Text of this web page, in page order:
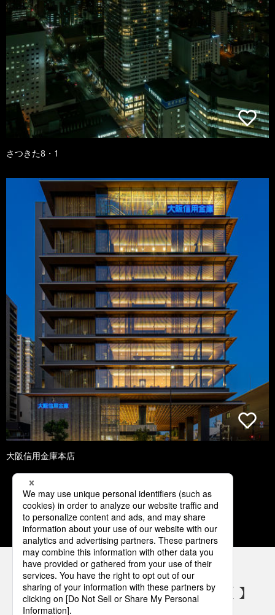
さつきた8・1
大阪信用金庫本店
1 2 3 4 5
パナソニックの電気設備 SNSアカウント